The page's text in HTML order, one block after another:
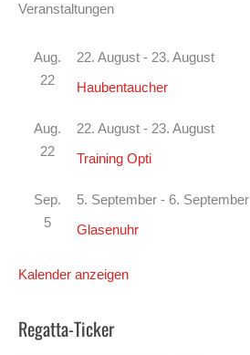
Veranstaltungen
Aug.
22
22. August - 23. August
Haubentaucher
Aug.
22
22. August - 23. August
Training Opti
Sep.
5
5. September - 6. September
Glasenuhr
Kalender anzeigen
Regatta-Ticker